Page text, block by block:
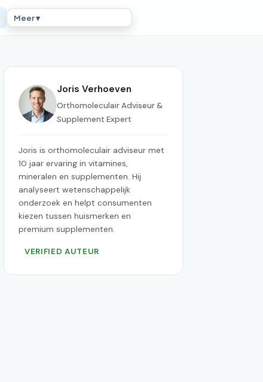
Meer ▾
Joris Verhoeven
Orthomoleculair Adviseur &
Supplement Expert
Joris is orthomoleculair adviseur met
10 jaar ervaring in vitamines,
mineralen en supplementen. Hij
analyseert wetenschappelijk
onderzoek en helpt consumenten
kiezen tussen huismerken en
premium supplementen.
VERIFIED AUTEUR